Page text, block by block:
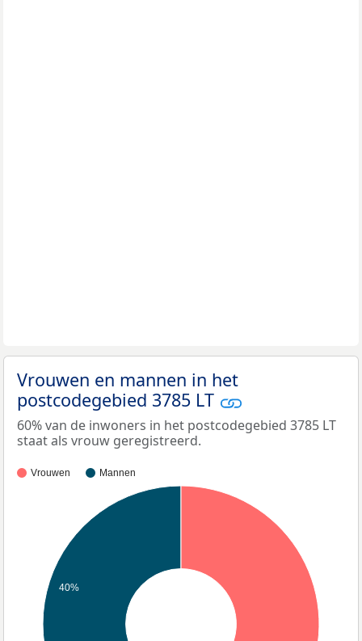
Vrouwen en mannen in het
postcodegebied 3785 LT
60% van de inwoners in het postcodegebied 3785 LT
staat als vrouw geregistreerd.
Vrouwen Mannen
40%